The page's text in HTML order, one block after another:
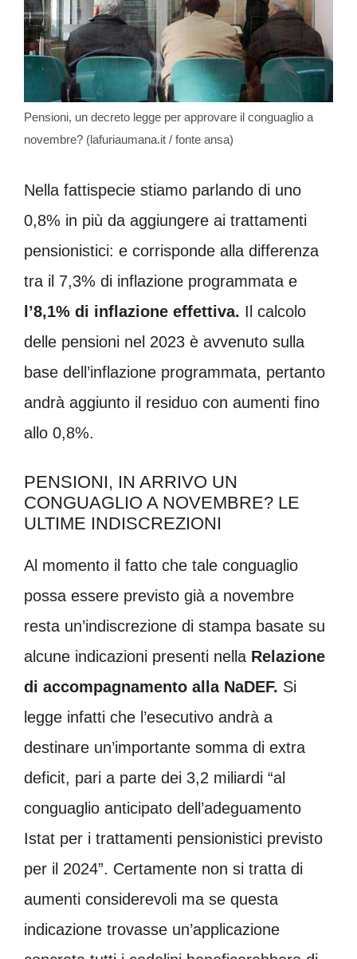
Pensioni, un decreto legge per approvare il conguaglio a
novembre? (lafuriaumana.it / fonte ansa)
Nella fattispecie stiamo parlando di uno
0,8% in più da aggiungere ai trattamenti
pensionistici: e corrisponde alla differenza
tra il 7,3% di inflazione programmata e
l’8,1% di inflazione effettiva. Il calcolo
delle pensioni nel 2023 è avvenuto sulla
base dell’inflazione programmata, pertanto
andrà aggiunto il residuo con aumenti fino
allo 0,8%.
PENSIONI, IN ARRIVO UN
CONGUAGLIO A NOVEMBRE? LE
ULTIME INDISCREZIONI
Al momento il fatto che tale conguaglio
possa essere previsto già a novembre
resta un’indiscrezione di stampa basate su
alcune indicazioni presenti nella Relazione
di accompagnamento alla NaDEF. Si
legge infatti che l’esecutivo andrà a
destinare un’importante somma di extra
deficit, pari a parte dei 3,2 miliardi “al
conguaglio anticipato dell’adeguamento
Istat per i trattamenti pensionistici previsto
per il 2024”. Certamente non si tratta di
aumenti considerevoli ma se questa
indicazione trovasse un’applicazione